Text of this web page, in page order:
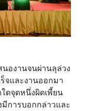
นองานจนผ่านลุล่วง
จและงานออกมา
ดจุดหนึ่งผิดเพี้ยน
การบอกกล่าวและ